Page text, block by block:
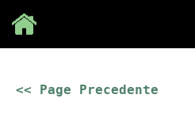
<< Page Precedente